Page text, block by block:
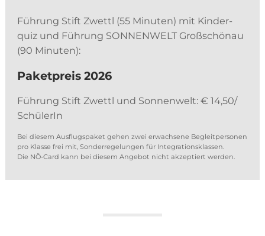
Füh­rung Stift Zwettl (55 Mi­nu­ten) mit Kin­der­
quiz und Füh­rung SON­NEN­WELT Groß­schön­au
(90 Minuten):
Pa­ket­preis 2026
Füh­rung Stift Zwettl und Son­nen­welt: € 14,50/
SchülerIn
Bei die­sem Aus­flugs­pa­ket ge­hen zwei er­wach­se­ne Be­gleit­per­so­nen
pro Klas­se frei mit, Son­der­re­ge­lun­gen für In­te­gra­ti­ons­klas­sen.
Die NÖ-Card kann bei die­sem An­ge­bot nicht ak­zep­tiert werden.